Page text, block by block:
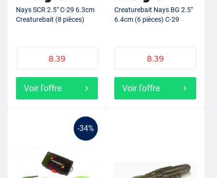
Nays SCR 2.5" C-29 6.3cm
Creaturebait (8 pièces)
8.39
Voir l'offre
Creaturebait Nays BG 2.5"
6.4cm (6 pièces) C-29
8.39
Voir l'offre
-34%